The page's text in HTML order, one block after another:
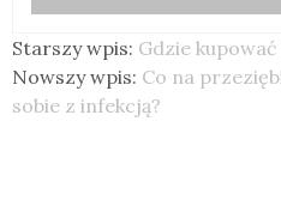
Starszy wpis: Gdzie
Nowszy wpis: Co na
sobie z infekcją?